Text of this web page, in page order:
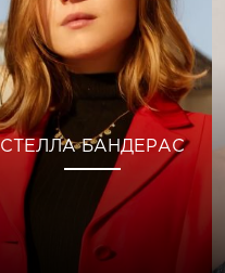
СТЕЛЛА БАНДЕРАС